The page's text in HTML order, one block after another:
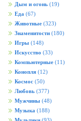
Дым и огонь (19)
Еда (67)
Животные (323)
Знаменитости (180)
Игры (148)
Искусство (33)
Компьютерные (11)
Конопля (12)
Космос (50)
Любовь (377)
Мужчины (48)
Музыка (188)